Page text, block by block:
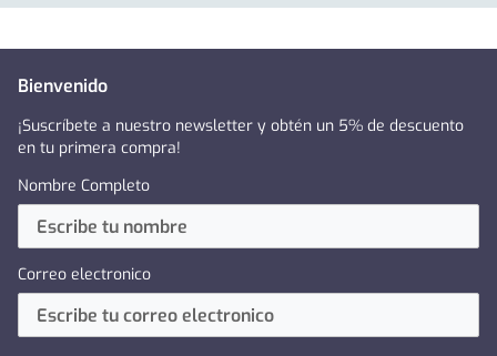
Bienvenido
¡Suscríbete a nuestro newsletter y obtén un 5% de descuento
en tu primera compra!
Nombre Completo
Correo electronico